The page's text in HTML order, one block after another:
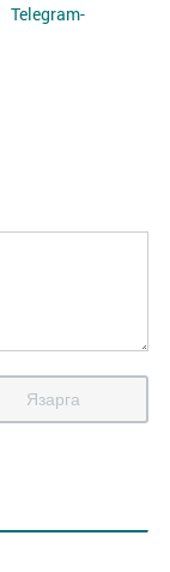
Telegram-
Язарга